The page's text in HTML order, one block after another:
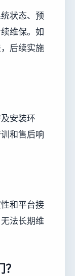
状态、预
维保。如
后续实施
安装环
和售后响
和平台接
法长期维